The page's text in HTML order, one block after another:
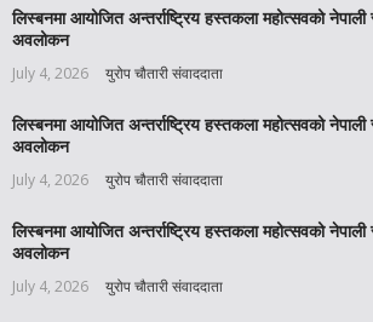
लिस्बनमा आयोजित अन्तर्राष्ट्रिय हस्तकला महोत्सवको नेपाली
अवलोकन
July 4, 2026 युरोप चौतारी संवाददाता
लिस्बनमा आयोजित अन्तर्राष्ट्रिय हस्तकला महोत्सवको नेपाली
अवलोकन
July 4, 2026 युरोप चौतारी संवाददाता
लिस्बनमा आयोजित अन्तर्राष्ट्रिय हस्तकला महोत्सवको नेपाली
अवलोकन
July 4, 2026 युरोप चौतारी संवाददाता